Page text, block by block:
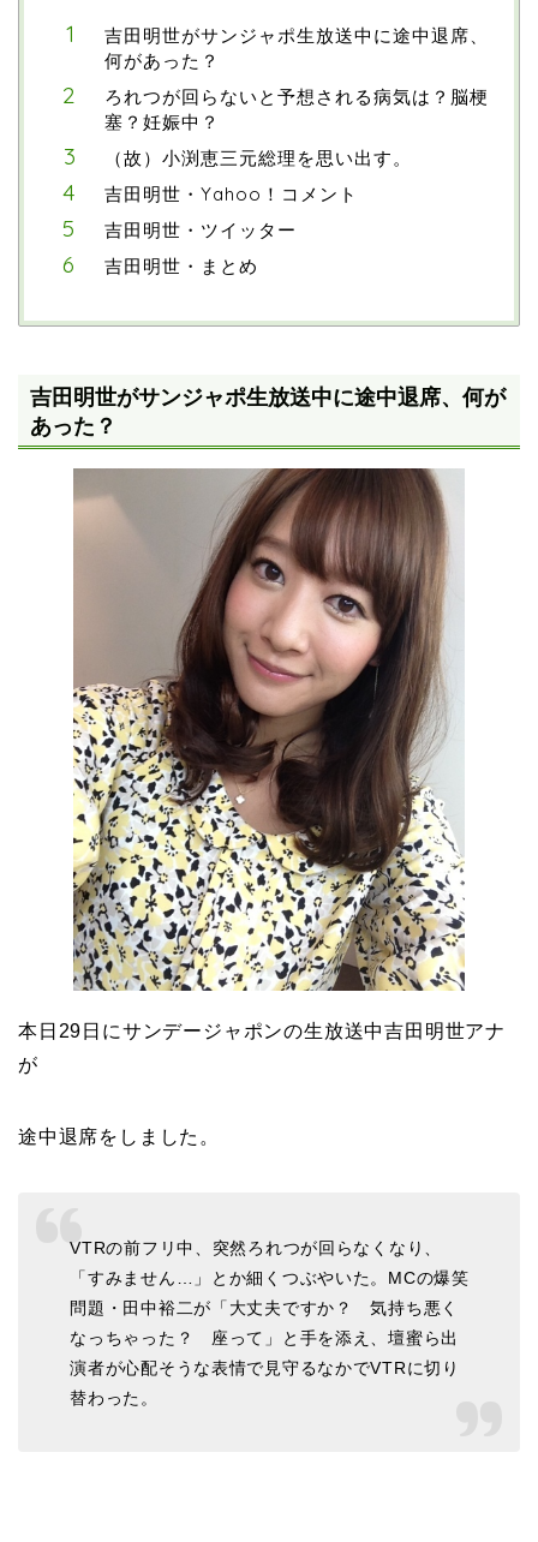
吉田明世がサンジャポ生放送中に途中退席、
何があった？
ろれつが回らないと予想される病気は？脳梗
塞？妊娠中？
（故）小渕恵三元総理を思い出す。
吉田明世・Yahoo！コメント
吉田明世・ツイッター
吉田明世・まとめ
吉田明世がサンジャポ生放送中に途中退席、何が
あった？
本日29日にサンデージャポンの生放送中吉田明世アナ
が
途中退席をしました。
VTRの前フリ中、突然ろれつが回らなくなり、
「すみません…」とか細くつぶやいた。MCの爆笑
問題・田中裕二が「大丈夫ですか？ 気持ち悪く
なっちゃった？ 座って」と手を添え、壇蜜ら出
演者が心配そうな表情で見守るなかでVTRに切り
替わった。